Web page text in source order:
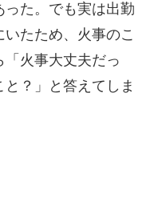
た。でも実は出勤
たため、火事のこ
「火事大丈夫だっ
？」と答えてしま